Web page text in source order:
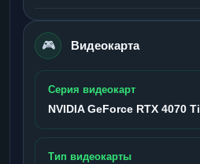
🎮 Видеокарта
Серия видеокарт
NVIDIA GeForce RTX 4070 Ti
Тип видеокарты